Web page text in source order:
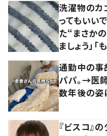
洗濯物のカ
ってもいい
た“まさか
ましょう」「
通勤中の事
パパ。→医
数年後の姿
『ビスコ』